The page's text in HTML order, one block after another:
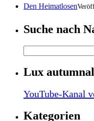
Den Heimatlosen
Suche nach
Lux
YouTube-Kanal
Kategorien